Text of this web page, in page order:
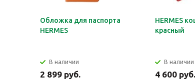
Обложка для паспорта
HERMES
В наличии
2 899 руб.
HERMES
красный
В наличии
4 600 руб.